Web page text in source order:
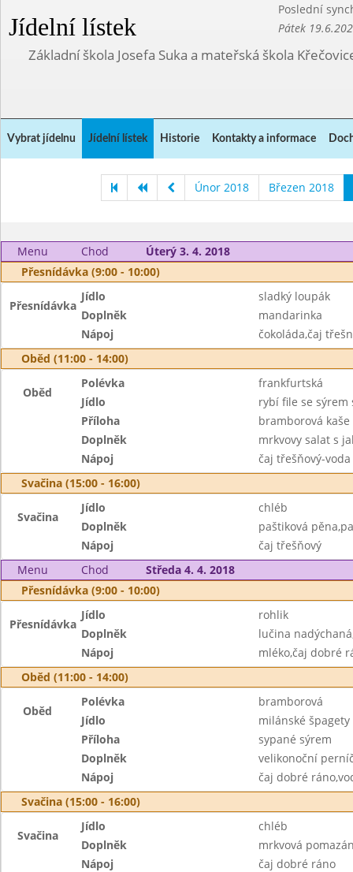
Jídelní lístek
Poslední
Pátek
Základní škola Josefa Suka a mateřská škola
Vybrat jídelnu Jídelní lístek Historie Kontakty a informace
Únor 2018 Březen 2018
Menu Chod
Úterý 3. 4. 2018
Přesnídávka (9:00 - 10:00)
Přesnídávka
Jídlo
sladký loupák
Doplněk
mandarinka
Nápoj
čokoláda,čaj
Oběd (11:00 - 14:00)
Oběd
Polévka
frankfurtská
Jídlo
rybí file se sýrem
Příloha
bramborová kaše
Doplněk
mrkvovy salat s
Nápoj
čaj třešňový-
Svačina (15:00 - 16:00)
Svačina
Jídlo
chléb
Doplněk
paštiková
Nápoj
čaj třešňový
Menu
Chod
Středa 4. 4. 2018
Přesnídávka (9:00 - 10:00)
Přesnídávka
Jídlo
rohlik
Doplněk
lučina
Nápoj
mléko,čaj dobré
Oběd (11:00 - 14:00)
Oběd
Polévka
bramborová
Jídlo
milánské
Příloha
sypané sýrem
Doplněk
velikonoční
Nápoj
čaj dobré
Svačina (15:00 - 16:00)
Svačina
Jídlo
chléb
Doplněk
mrkvová
Nápoj
čaj dobré ráno